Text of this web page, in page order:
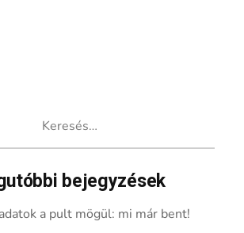
bejegyzések
a pult mögül: mi már bent!